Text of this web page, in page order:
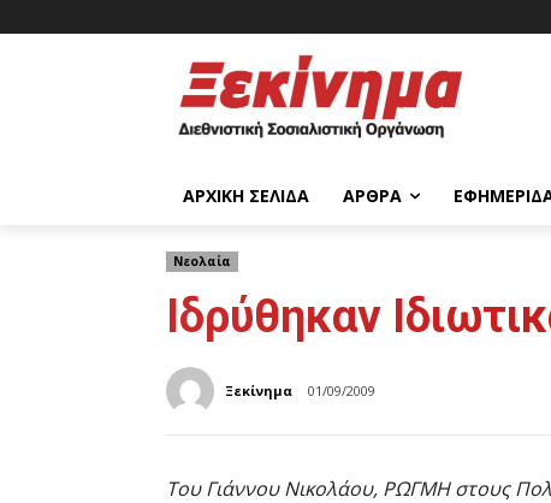
ΑΡΧΙΚΉ ΣΕΛΊΔΑ ΆΡΘΡΑ
Νεολαία
Ιδρύθηκαν
Ξεκίνημα 01/09/2009
Του Γιάννου Νικολάου, ΡΩΓΜΗ στους